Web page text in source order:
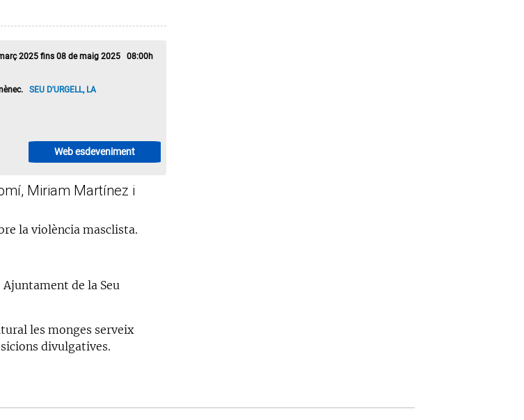
2025 fins 08 de maig 2025 08:00h
SEU D'URGELL, LA
Web esdeveniment
Miriam Martínez i
la violència masclista.
de la Seu
les monges serveix
divulgatives.